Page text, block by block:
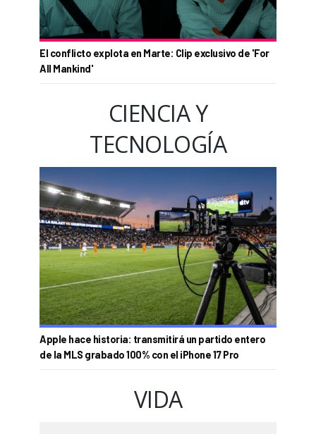
El conflicto explota en Marte: Clip exclusivo de 'For
All Mankind'
CIENCIA Y
TECNOLOGÍA
Apple hace historia: transmitirá un partido entero
de la MLS grabado 100% con el iPhone 17 Pro
VIDA